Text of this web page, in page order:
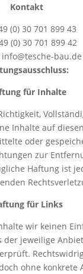
Kontakt
(0) 30 701 899 43
(0) 30 701 899 42
info@tesche-bau.de
für Inhalte
Inhalte auf
oder
zur
Haftung ist
für Links
wir keinen
jeweilige
ohne